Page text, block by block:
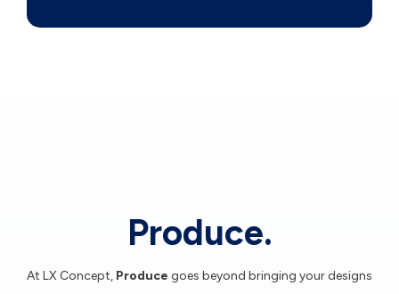
Produce.
At LX Concept, Produce goes beyond bringing your designs